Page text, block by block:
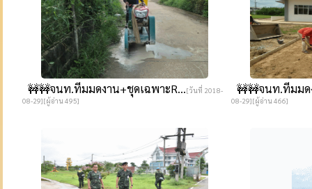
🚧🚧จนท.ทีมมดงาน​+ชุดเฉพาะR...[วันที่ 2018-
08-29][ผู้อ่าน 495]
🚧🚧จนท.ทีมมด
08-29][ผู้อ่าน 466]